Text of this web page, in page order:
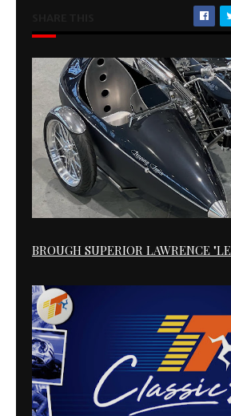
BROUGH SUPERIOR LAWRENCE